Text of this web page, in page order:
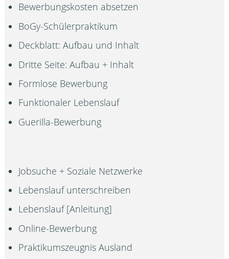
Bewerbungskosten absetzen
BoGy-Schülerpraktikum
Deckblatt: Aufbau und Inhalt
Dritte Seite: Aufbau + Inhalt
Formlose Bewerbung
Funktionaler Lebenslauf
Guerilla-Bewerbung
Jobsuche + Soziale Netzwerke
Lebenslauf unterschreiben
Lebenslauf [Anleitung]
Online-Bewerbung
Praktikumszeugnis Ausland